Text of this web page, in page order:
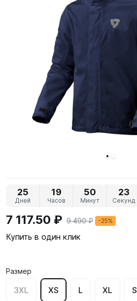
25
Дней
19
Часов
50
Минут
23
Секунд
7 117.50 ₽ 9 490 ₽ -25%
Купить в один клик
Размер
3XL XS L XL S